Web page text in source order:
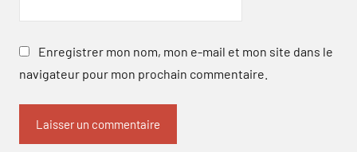
Enregistrer mon nom, mon e-mail et mon site dans le
navigateur pour mon prochain commentaire.